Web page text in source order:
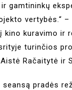
gamtininkų
vertybės.“ –
kino kuravimo ir
turinčios
Račaitytė ir
pradės